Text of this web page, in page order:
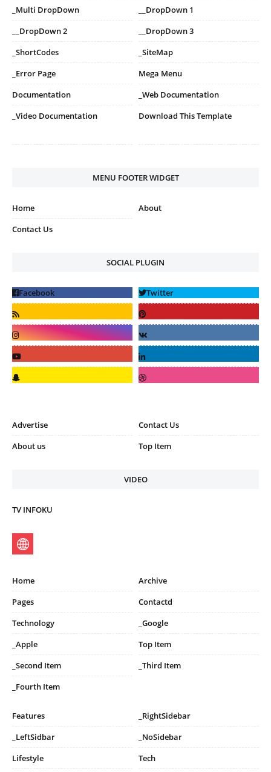
_Multi DropDown
__DropDown 1
__DropDown 2
__DropDown 3
_ShortCodes
_SiteMap
_Error Page
Mega Menu
Documentation
_Web Documentation
_Video Documentation
Download This Template
MENU FOOTER WIDGET
Home
About
Contact Us
SOCIAL PLUGIN
Advertise
Contact Us
About us
Top Item
VIDEO
TV INFOKU
Home
Archive
Pages
Contactd
Technology
_Google
_Apple
Top Item
_Second Item
_Third Item
_Fourth Item
Features
_RightSidebar
_LeftSidbar
_NoSidebar
Lifestyle
Tech